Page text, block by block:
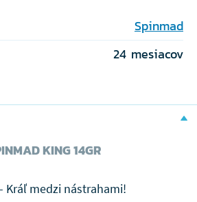
Spinmad
24 mesiacov
KING 14GR
Kráľ medzi nástrahami!